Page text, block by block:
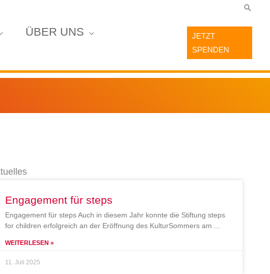
ÜBER UNS
JETZT
SPENDEN
Engagement für steps
Engagement für steps Auch in diesem Jahr konnte die Stiftung steps
for children erfolgreich an der Eröffnung des KulturSommers am
WEITERLESEN »
11. Juli 2025